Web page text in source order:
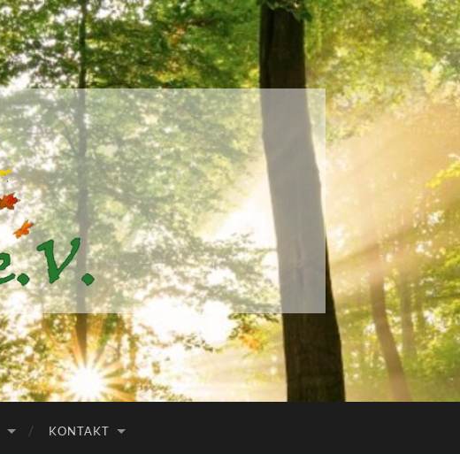
KONTAKT